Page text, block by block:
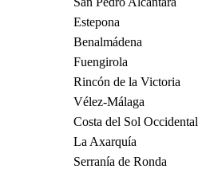
Estepona
Benalmádena
Fuengirola
Rincón de la Victoria
Vélez-Málaga
Costa del Sol Occidental
La Axarquía
Serranía de Ronda